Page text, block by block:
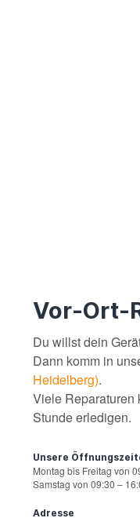
Vor-Ort-
Du willst dein
Dann komm in
Heidelberg).
Viele Reparaturen
Stunde erledigen.
Unsere
Montag bis Freitag von
Samstag von 09:30 –
Adresse